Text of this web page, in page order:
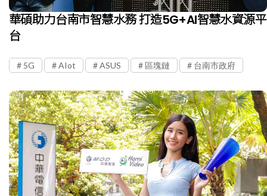
華碩助力台南市智慧水務 打造5G+AI智慧水資源平
台
5G AIot ASUS 區塊鏈 台南市政府